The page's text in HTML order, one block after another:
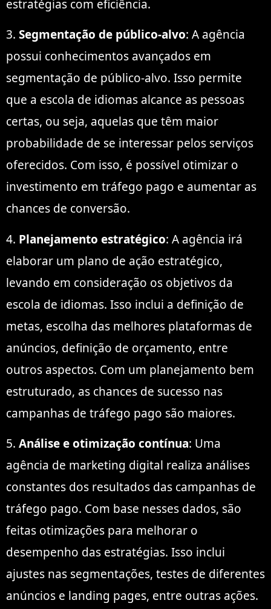
estratégias com eficiência.
3. Segmentação de público-alvo: A agência
possui conhecimentos avançados em
segmentação de público-alvo. Isso permite
que a escola de idiomas alcance as pessoas
certas, ou seja, aquelas que têm maior
probabilidade de se interessar pelos serviços
oferecidos. Com isso, é possível otimizar o
investimento em tráfego pago e aumentar as
chances de conversão.
4. Planejamento estratégico: A agência irá
elaborar um plano de ação estratégico,
levando em consideração os objetivos da
escola de idiomas. Isso inclui a definição de
metas, escolha das melhores plataformas de
anúncios, definição de orçamento, entre
outros aspectos. Com um planejamento bem
estruturado, as chances de sucesso nas
campanhas de tráfego pago são maiores.
5. Análise e otimização contínua: Uma
agência de marketing digital realiza análises
constantes dos resultados das campanhas de
tráfego pago. Com base nesses dados, são
feitas otimizações para melhorar o
desempenho das estratégias. Isso inclui
ajustes nas segmentações, testes de diferentes
anúncios e landing pages, entre outras ações.